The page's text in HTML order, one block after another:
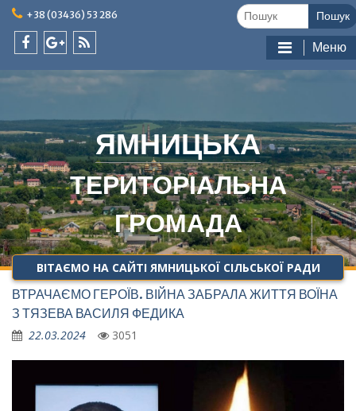
Skip
content
+38 (03436) 53 286
plus
ЯМНИЦЬКА
ТЕРИТОРІАЛЬНА
ГРОМАДА
Меню
ВІТАЄМО НА САЙТІ ЯМНИЦЬКОЇ СІЛЬСЬКОЇ РАДИ
ВТРАЧАЄМО ГЕРОЇВ. ВІЙНА ЗАБРАЛА ЖИТТЯ ВОЇНА
З ТЯЗЕВА ВАСИЛЯ ФЕДИКА
22.03.2024 3051
Шукати: